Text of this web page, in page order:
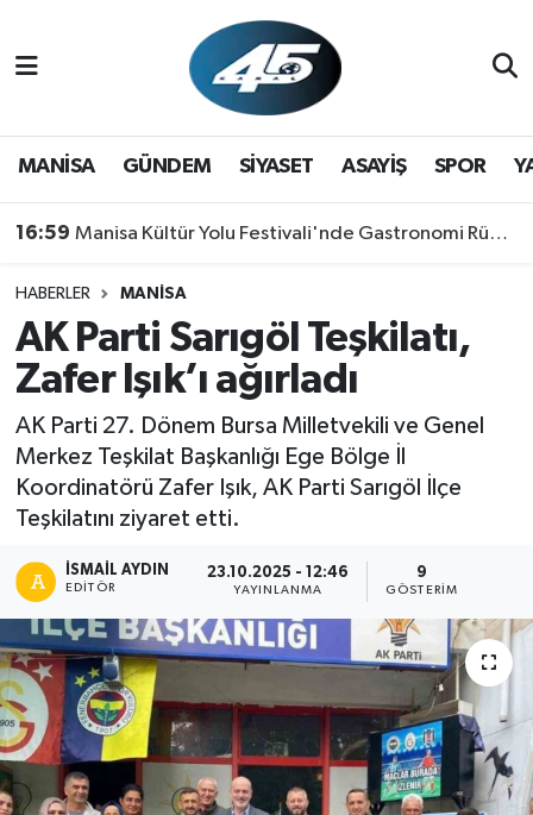
MANİSA GÜNDEM SİYASET ASAYİŞ SPOR
16:59 Manisa Kültür Yolu Festivali'nde Gastronomi Rüzgarı: Lezzetin Yıldızı "Manisa Kebabı" Oldu!
HABERLER MANİSA
AK Parti Sarıgöl Teşkilatı,
Zafer Işık’ı ağırladı
AK Parti 27. Dönem Bursa Milletvekili ve Genel
Merkez Teşkilat Başkanlığı Ege Bölge İl
Koordinatörü Zafer Işık, AK Parti Sarıgöl İlçe
Teşkilatını ziyaret etti.
İSMAIL AYDIN
EDITÖR
23.10.2025 - 12:46
YAYINLANMA
9
GÖSTERIM
GÜNDEM
SPOR
YAŞAM
RESMİ REKLAM
Hava Durumu
Trafik Durumu
Son Dakika Haberleri
Haber Arşivi